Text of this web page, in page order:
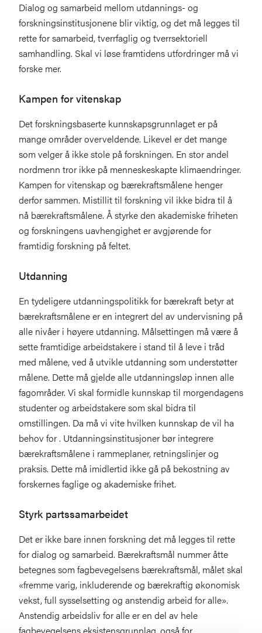
Dialog og samarbeid mellom utdannings- og
forskningsinstitusjonene blir viktig, og det må legges til
rette for samarbeid, tverrfaglig og tverrsektoriell
samhandling. Skal vi løse framtidens utfordringer må vi
forske mer.
Kampen for vitenskap
Det forskningsbaserte kunnskapsgrunnlaget er på
mange områder overveldende. Likevel er det mange
som velger å ikke stole på forskningen. En stor andel
nordmenn tror ikke på menneskeskapte klimaendringer.
Kampen for vitenskap og bærekraftsmålene henger
derfor sammen. Mistillit til forskning vil ikke bidra til å
nå bærekraftsmålene. Å styrke den akademiske friheten
og forskningens uavhengighet er avgjørende for
framtidig forskning på feltet.
Utdanning
En tydeligere utdanningspolitikk for bærekraft betyr at
bærekraftsmålene er en integrert del av undervisning på
alle nivåer i høyere utdanning. Målsettingen må være å
sette framtidige arbeidstakere i stand til å leve i tråd
med målene, ved å utvikle utdanning som understøtter
målene. Dette må gjelde alle utdanningsløp innen alle
fagområder. Vi skal formidle kunnskap til morgendagens
studenter og arbeidstakere som skal bidra til
omstillingen. Da må vi vite hvilken kunnskap de vil ha
behov for . Utdanningsinstitusjoner bør integrere
bærekraftsmålene i rammeplaner, retningslinjer og
praksis. Dette må imidlertid ikke gå på bekostning av
forskernes faglige og akademiske frihet.
Styrk partssamarbeidet
Det er ikke bare innen forskning det må legges til rette
for dialog og samarbeid. Bærekraftsmål nummer åtte
betegnes som fagbevegelsens bærekraftsmål, målet skal
«fremme varig, inkluderende og bærekraftig økonomisk
vekst, full sysselsetting og anstendig arbeid for alle».
Anstendig arbeidsliv for alle er en del av hele